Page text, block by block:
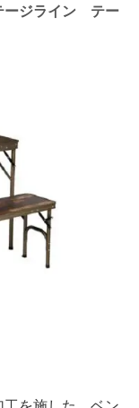
ージライン テー